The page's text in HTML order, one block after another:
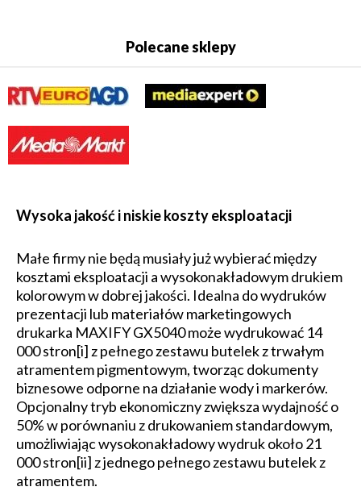
Polecane sklepy
Wysoka jakość i niskie koszty eksploatacji
Małe firmy nie będą musiały już wybierać między
kosztami eksploatacji a wysokonakładowym drukiem
kolorowym w dobrej jakości. Idealna do wydruków
prezentacji lub materiałów marketingowych
drukarka MAXIFY GX5040 może wydrukować 14
000 stron[i] z pełnego zestawu butelek z trwałym
atramentem pigmentowym, tworząc dokumenty
biznesowe odporne na działanie wody i markerów.
Opcjonalny tryb ekonomiczny zwiększa wydajność o
50% w porównaniu z drukowaniem standardowym,
umożliwiając wysokonakładowy wydruk około 21
000 stron[ii] z jednego pełnego zestawu butelek z
atramentem.